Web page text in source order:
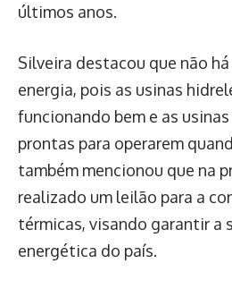
últimos anos.
Silveira destacou que não
energia, pois as usinas
funcionando bem e as
prontas para operarem
também mencionou que na
realizado um leilão para a
térmicas, visando garantir a
energética do país.